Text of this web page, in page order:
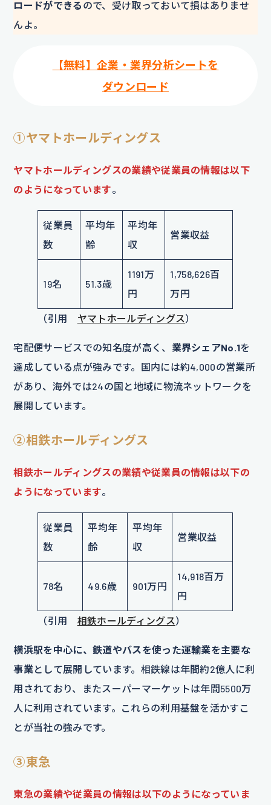
ロードができる ので、受け取っておいて損はありませ
んよ。
【無料】企業・業界分析シートを
ダウンロード
①ヤマトホールディングス
ヤマトホールディングスの業績や従業員の情報は以下
のようになっています。
従業員
数
平均年
齢
平均年
収
営業収益
19名 51.3歳
1191万
円
1,758,626百
万円
（引用 ヤマトホールディングス）
宅配便サービスでの知名度が高く、 業界シェアNo.1を
達成している点が強みです。国内には約4,000の営業所
があり、海外では24の国と地域に物流ネットワークを
展開しています。
②相鉄ホールディングス
相鉄ホールディングスの業績や従業員の情報は以下の
ようになっています。
従業員
数
平均年
齢
平均年
収
営業収益
78名 49.6歳 901万円
14,918百万
円
（引用 相鉄ホールディングス）
横浜駅を中心に、鉄道やバスを使った運輸業を主要な
事業として展開しています。相鉄線は年間約2億人に利
用されており、またスーパーマーケットは年間5500万
人に利用されています。これらの利用基盤を活かすこ
とが当社の強みです。
③東急
東急の業績や従業員の情報は以下のようになっていま